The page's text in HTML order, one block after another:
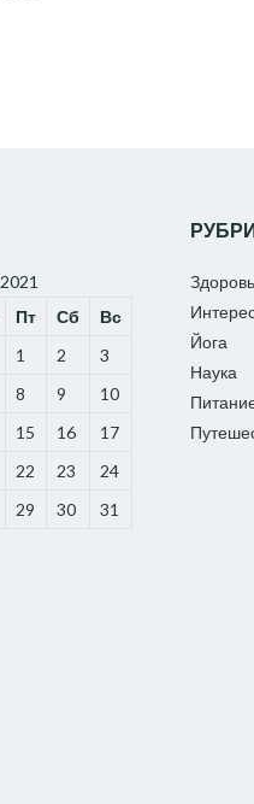
Пт Сб
Вс
1
2
3
8 9
10
15 16
17
22 23
24
29 30
31
Йога
Наука